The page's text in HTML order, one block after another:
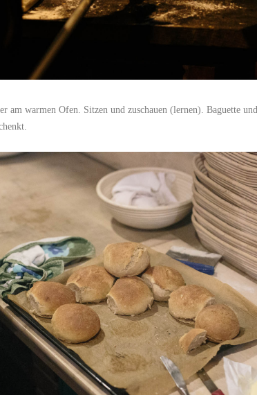
am warmen Ofen. Sitzen und zuschauen (lernen). Baguette